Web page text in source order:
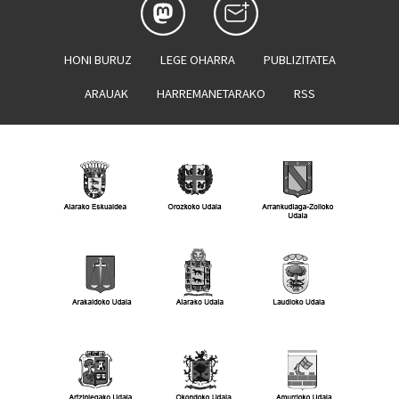
HONI BURUZ LEGE OHARRA PUBLIZITATEA
ARAUAK HARREMANETARAKO RSS